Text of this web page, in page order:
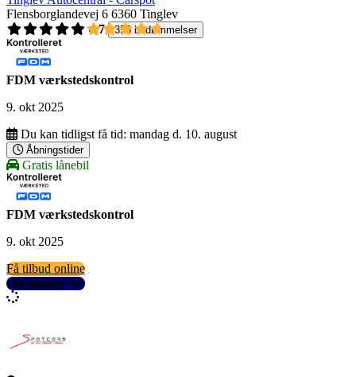
Flensborglandevej 6 6360 Tinglev
4,7
356 bedømmelser
FDM værkstedskontrol
9. okt 2025
Du kan tidligst få tid: mandag d. 10. august
Åbningstider
Gratis lånebil
FDM værkstedskontrol
9. okt 2025
Få tilbud online
Se detaljer